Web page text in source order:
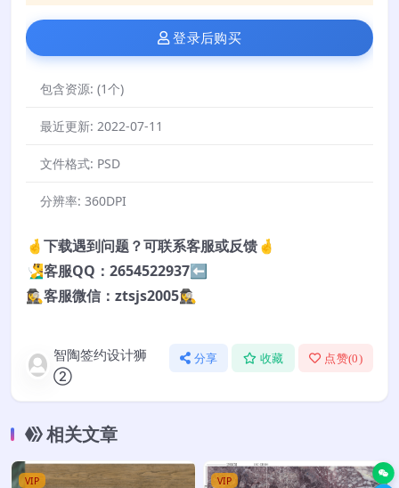
登录后购买
包含资源: (1个)
最近更新: 2022-07-11
文件格式: PSD
分辨率: 360DPI
🤞下载遇到问题？可联系客服或反馈🤞
🧏‍♂️客服QQ：2654522937⬅️
🕵️‍♀️客服微信：ztsjs2005🕵️‍♀️
智陶签约设计狮
②
分享 收藏 点赞(0)
相关文章
VIP VIP